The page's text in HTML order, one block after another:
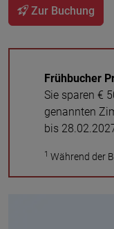
Zur Buchung
Frühbucher
Sie sparen €
genannten
bis
1 Während der